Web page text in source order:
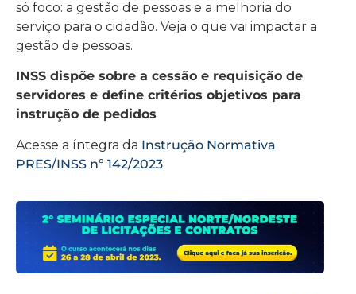
só foco: a gestão de pessoas e a melhoria do
serviço para o cidadão. Veja o que vai impactar a
gestão de pessoas.
INSS dispõe sobre a cessão e requisição de
servidores e define critérios objetivos para
instrução de pedidos
Acesse a íntegra da Instrução Normativa
PRES/INSS nº 142/2023